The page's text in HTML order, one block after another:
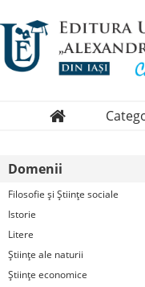
Domenii
Filosofie şi Ştiinţe sociale
Istorie
Litere
Ştiinţe ale naturii
Ştiinţe economice